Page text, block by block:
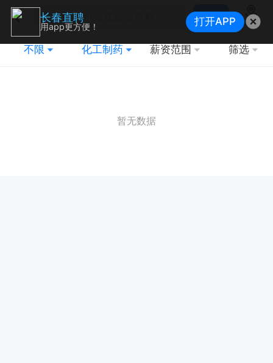
搜索
地图
不限 化工制药 薪资范围 筛选
暂无数据
长春直聘
用app更方便！ 打开APP